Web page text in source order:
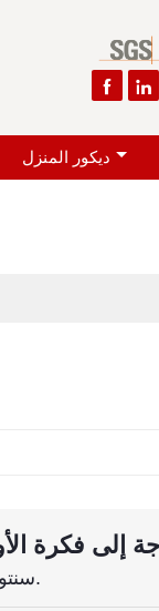
 
ديكور المنزل
سنتواصل معك خلال ساعة واحدة.